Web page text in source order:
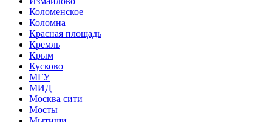
Коломенское
Коломна
Красная площадь
Кремль
Крым
Кусково
МГУ
МИД
Москва сити
Мосты